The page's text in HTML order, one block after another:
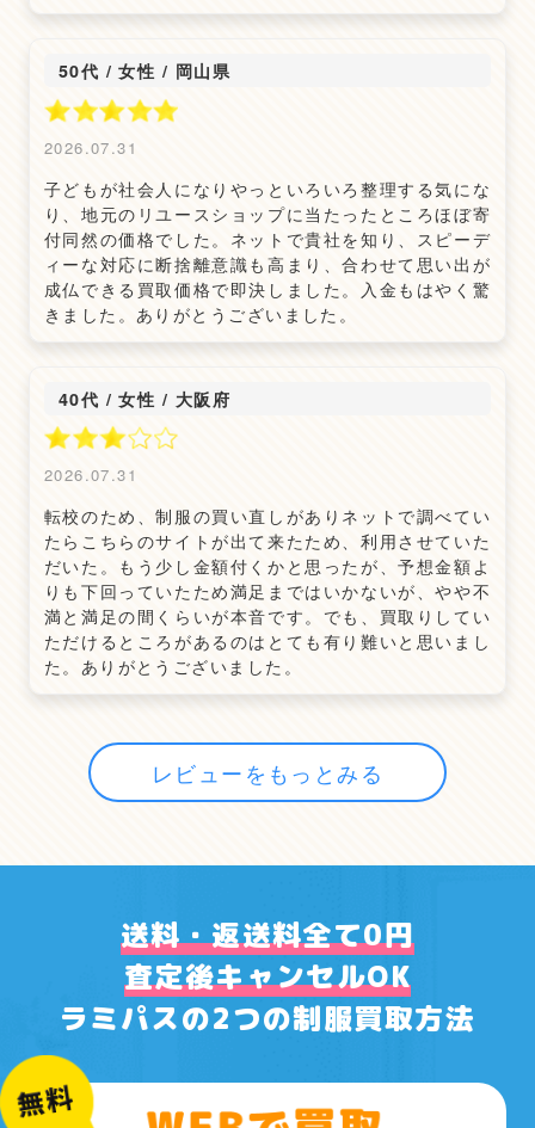
50代 / 女性 / 岡山県
2026.07.31
子どもが社会人になりやっといろいろ整理する気にな
り、地元のリユースショップに当たったところほぼ寄
付同然の価格でした。ネットで貴社を知り、スピーデ
ィーな対応に断捨離意識も高まり、合わせて思い出が
成仏できる買取価格で即決しました。入金もはやく驚
きました。ありがとうございました。
40代 / 女性 / 大阪府
2026.07.31
転校のため、制服の買い直しがありネットで調べてい
たらこちらのサイトが出て来たため、利用させていた
だいた。もう少し金額付くかと思ったが、予想金額よ
りも下回っていたため満足まではいかないが、やや不
満と満足の間くらいが本音です。でも、買取りしてい
ただけるところがあるのはとても有り難いと思いまし
た。ありがとうございました。
レビューをもっとみる
送料・返送料全て0円
査定後キャンセルOK
ラミパスの2つの制服買取方法